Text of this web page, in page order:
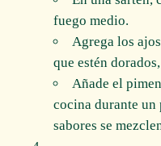
fuego medio.
Agrega los
que estén
Añade el
cocina durante un
sabores se